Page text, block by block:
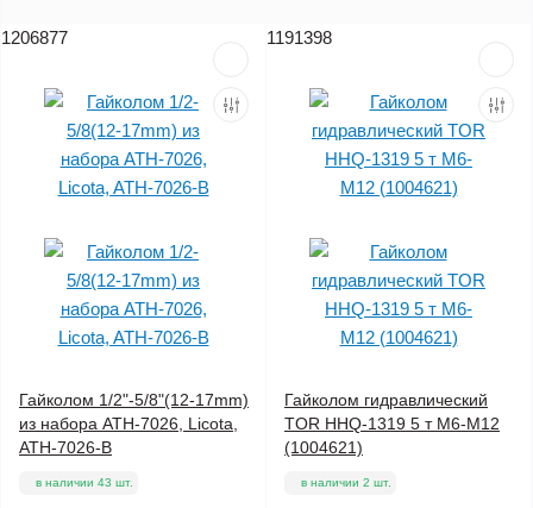
1206877
Гайколом 1/2"-5/8"(12-17mm)
из набора ATH-7026, Licota,
ATH-7026-B
в наличии 43 шт.
1191398
Гайколом гидравлический
TOR HHQ-1319 5 т M6-M12
(1004621)
в наличии 2 шт.